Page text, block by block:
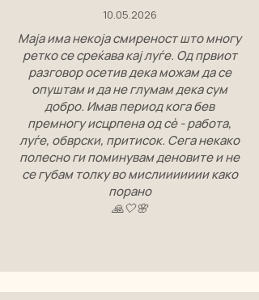
10.05.2026
Маја има некоја смиреност што многу
ретко се среќава кај луѓе. Од првиот
разговор осетив дека можам да се
опуштам и да не глумам дека сум
добро. Имав период кога бев
премногу исцрпена од сè - работа,
луѓе, обврски, притисок. Сега некако
полесно ги поминувам деновите и не
се губам толку во мислиииииии како
порано
🙏🤍🌸